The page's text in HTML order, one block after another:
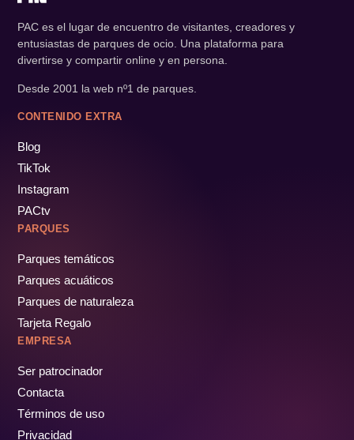
PAC es el lugar de encuentro de visitantes, creadores y
entusiastas de parques de ocio. Una plataforma para
divertirse y compartir online y en persona.
Desde 2001 la web nº1 de parques.
CONTENIDO EXTRA
Blog
TikTok
Instagram
PACtv
PARQUES
Parques temáticos
Parques acuáticos
Parques de naturaleza
Tarjeta Regalo
EMPRESA
Ser patrocinador
Contacta
Términos de uso
Privacidad